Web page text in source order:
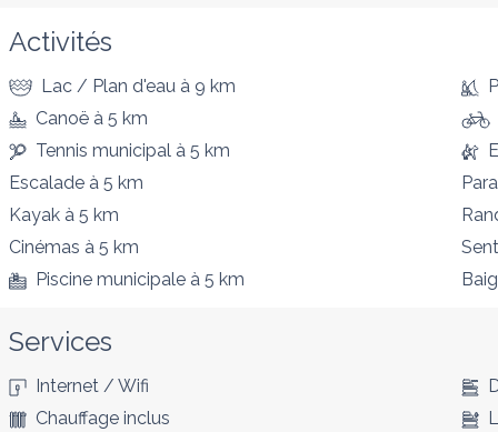
Activités
Lac / Plan d'eau à 9 km
Canoë à 5 km
Tennis municipal à 5 km
Escalade à 5 km
Kayak à 5 km
Cinémas à 5 km
Piscine municipale à 5 km
Services
Internet / Wifi
Chauffage inclus